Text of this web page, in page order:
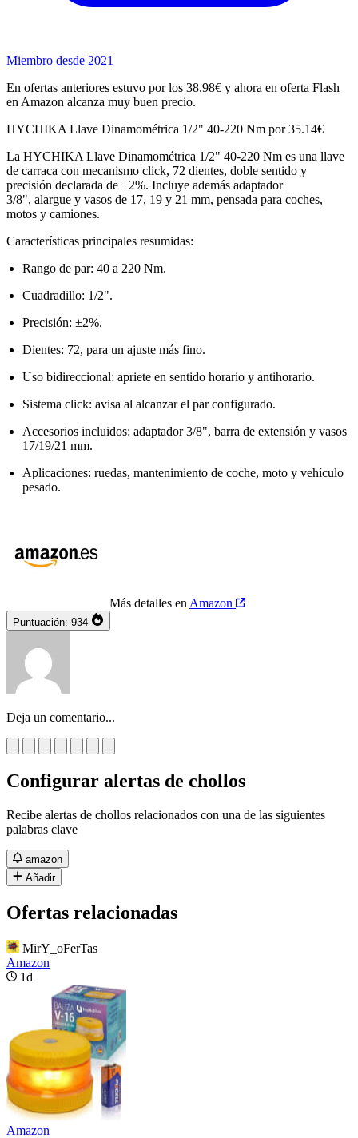
Miembro desde 2021
En ofertas anteriores estuvo por los 38.98€ y ahora en oferta Flash
en Amazon alcanza muy buen precio.
HYCHIKA Llave Dinamométrica 1/2" 40-220 Nm por 35.14€
La HYCHIKA Llave Dinamométrica 1/2" 40-220 Nm es una llave
de carraca con mecanismo click, 72 dientes, doble sentido y
precisión declarada de ±2%. Incluye además adaptador
3/8", alargue y vasos de 17, 19 y 21 mm, pensada para coches,
motos y camiones.
Características principales resumidas:
Rango de par: 40 a 220 Nm.
Cuadradillo: 1/2".
Precisión: ±2%.
Dientes: 72, para un ajuste más fino.
Uso bidireccional: apriete en sentido horario y antihorario.
Sistema click: avisa al alcanzar el par configurado.
Accesorios incluidos: adaptador 3/8", barra de extensión y vasos
17/19/21 mm.
Aplicaciones: ruedas, mantenimiento de coche, moto y vehículo
pesado.
Más detalles en Amazon
Puntuación: 934
Deja un comentario...
Configurar alertas de chollos
Recibe alertas de chollos relacionados con una de las siguientes
palabras clave
amazon
Añadir
Ofertas relacionadas
MirY_oFerTas
Amazon
1d
Amazon